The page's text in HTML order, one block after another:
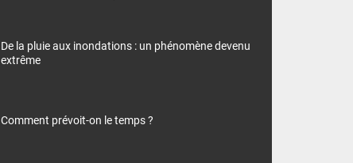
De la pluie aux inondations : un phénomène devenu
extrême
Comment prévoit-on le temps ?